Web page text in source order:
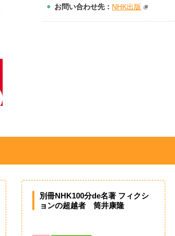
お問い合わせ先： NHK出版
別冊NHK100分de名著 フィクシ
ョンの超越者 筒井康隆